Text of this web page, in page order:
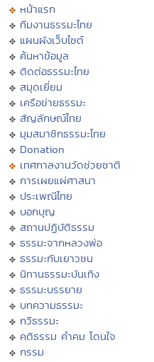
หน้าแรก
ทีมงานธรรมะไทย
แผนผังเว็บไซต์
ค้นหาข้อมูล
ติดต่อธรรมะไทย
สมุดเยี่ยม
เครือข่ายธรรมะ
สัญลักษณ์ไทย
มุมสมาชิกธรรมะไทย
Donation
เทศกาลงานวัดช่วยชาติ
การเผยแผ่ศาสนา
ประเพณีไทย
บอกบุญ
สถานปฏิบัติธรรม
ธรรมะจากหลวงพ่อ
ธรรมะกับเยาวชน
นิทานธรรมะบันเทิง
ธรรมะบรรยาย
บทความธรรมะ
กวีธรรมะ
คติธรรม คำคม โดนใจ
กรรม